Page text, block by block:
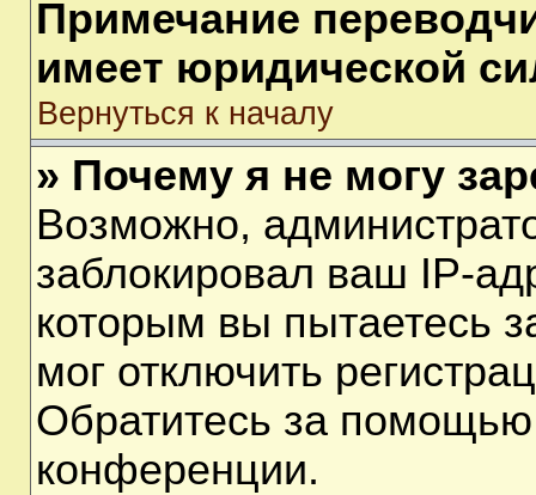
Примечание
имеет юридической
Вернуться к началу
» Почему я не могу
Возможно,
заблокировал ваш IP-
которым вы пытаетесь
мог отключить
Обратитесь за помощью
конференции.